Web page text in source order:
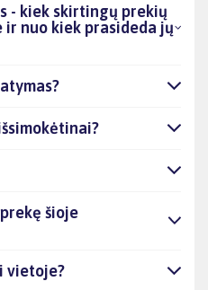
- kiek skirtingų prekių
nuo kiek prasideda jų
šioje
vietoje?